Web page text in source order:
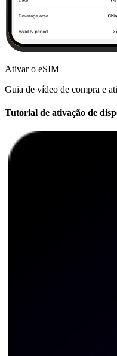
Ativar o eSIM
Guia de vídeo de compra e
Tutorial de ativação de